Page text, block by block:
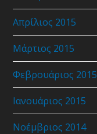
Απρίλιος 2015
Μάρτιος 2015
Φεβρουάριος 2015
Ιανουάριος 2015
Νοέμβριος 2014